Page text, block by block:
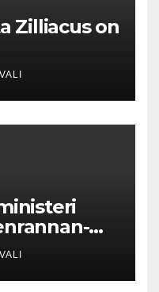
Zilliacus on
yliopiston